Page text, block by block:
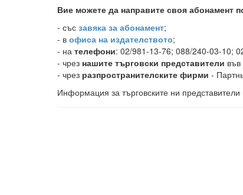
Вие можете да направите своя абонамент
- със завяка за абонамент;
- в офиса на издателството;
- на телефони: 02/981-13-76; 088/240-03-10;
- чрез нашите търговски представители
- чрез разпространителските фирми -
Информация за търговските ни